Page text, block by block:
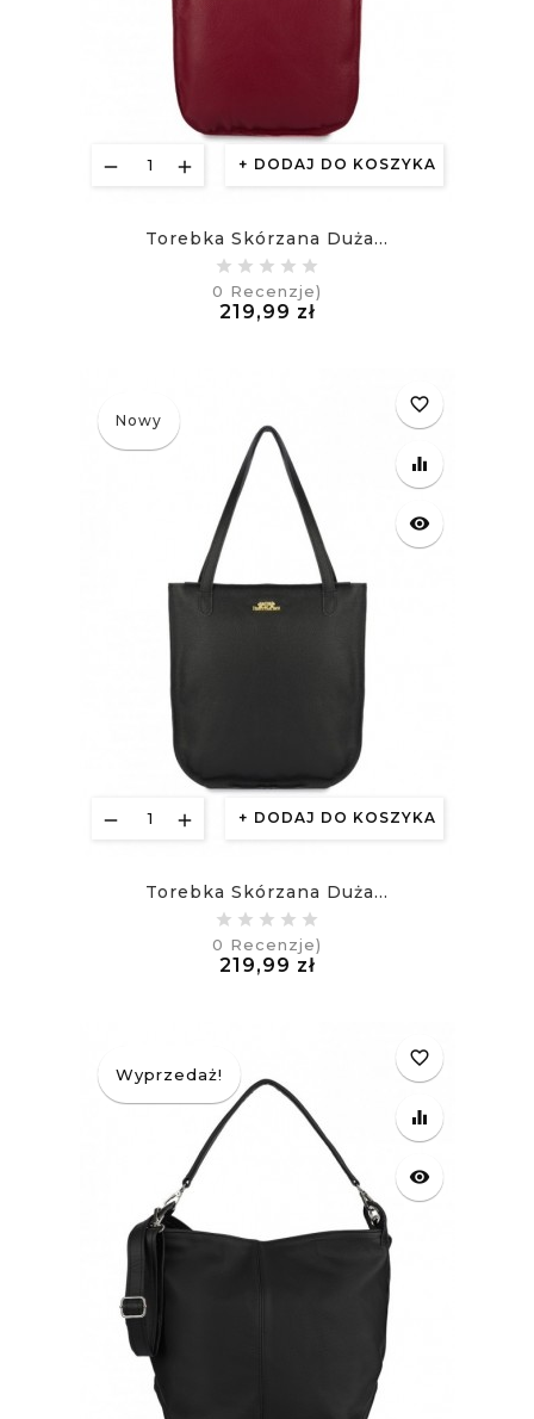
DODAJ DO KOSZYKA
Torebka Skórzana Duża...
0 Recenzje)
219,99 złCena
Nowy
DODAJ DO KOSZYKA
favorite_border
equalizer
visibility
Torebka Skórzana Duża...
0 Recenzje)
219,99 złCena
Wyprzedaż!
favorite_border
equalizer
visibility